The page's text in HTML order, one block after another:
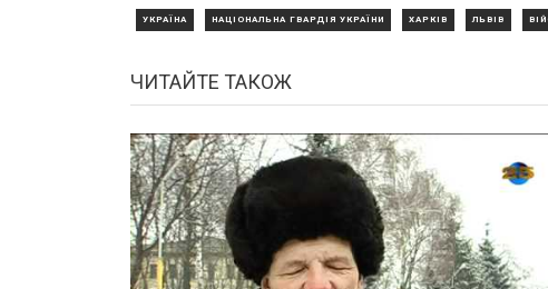
УКРАЇНА НАЦІОНАЛЬНА ГВАРДІЯ УКРАЇНИ ХАРКІВ ЛЬВІВ
ЧИТАЙТЕ ТАКОЖ